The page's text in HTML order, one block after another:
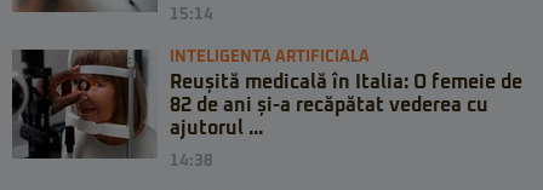
15:14
INTELIGENTA ARTIFICIALA
Reușită medicală în Italia: O femeie de
82 de ani și-a recăpătat vederea cu
ajutorul ...
14:38